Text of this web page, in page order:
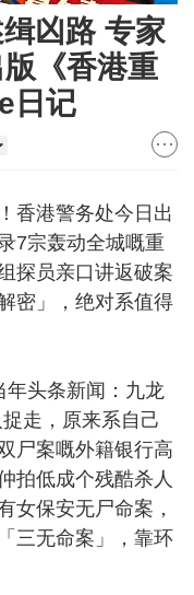
凶路 专家
《香港重
日记
香港警务处今日出
7宗轰动全城嘅重
探员亲口讲返破案
密」，绝对系值得
头条新闻：九龙
走，原来系自己
尸案嘅外籍银行高
拍低成个残酷杀人
女保安无尸命案，
三无命案」，靠环